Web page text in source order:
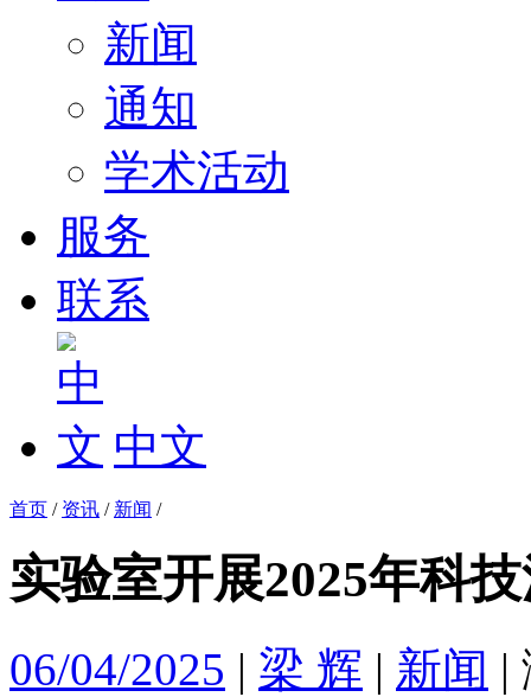
新闻
通知
学术活动
服务
联系
中文
首页 / 资讯 / 新闻 /
实验室开展2025年科
06/04/2025 | 梁 辉 | 新闻 |